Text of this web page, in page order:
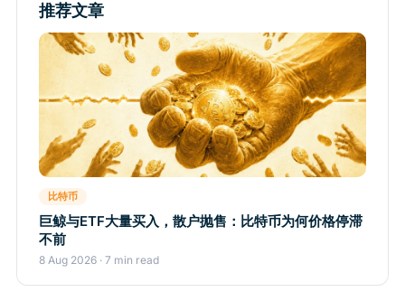
推荐文章
比特币
巨鲸与ETF大量买入，散户抛售：比特币为何价格停滞
不前
8 Aug 2026 · 7 min read